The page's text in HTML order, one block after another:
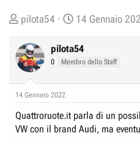
C
e
a
o
e
D
pilota54
D
t
a
n
i
14 Gennaio
pilota54
0 Membro dello Staff
14 Gennaio 2022
Quattroruote.it parla di un
VW con il brand Audi, ma